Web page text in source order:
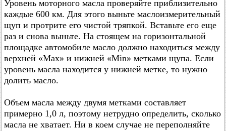
Уровень моторного масла проверяйте приблизительно
каждые 600 км. Для этого выньте маслоизмерительный
щуп и протрите его чистой тряпкой. Вставьте его еще
раз и снова выньте. На стоящем на горизонтальной
площадке автомобиле масло должно находиться между
верхней «Max» и нижней «Min» метками щупа. Если
уровень масла находится у нижней метке, то нужно
долить масло.
Объем масла между двумя метками составляет
примерно 1,0 л, поэтому нетрудно определить, сколько
масла не хватает. Ни в коем случае не переполняйте